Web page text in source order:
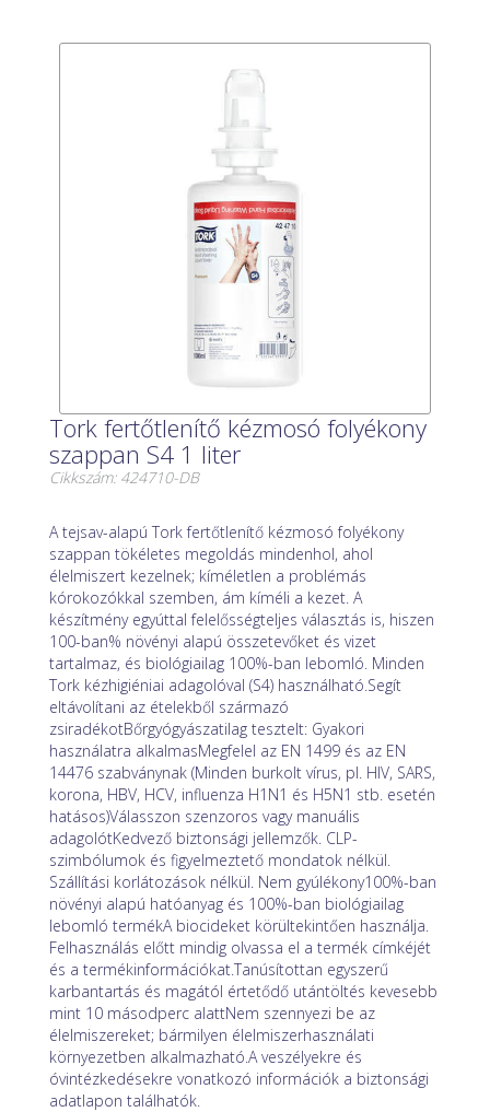
Tork fertőtlenítő kézmosó folyékony
szappan S4 1 liter
Cikkszám: 424710-DB
A tejsav-alapú Tork fertőtlenítő kézmosó folyékony
szappan tökéletes megoldás mindenhol, ahol
élelmiszert kezelnek; kíméletlen a problémás
kórokozókkal szemben, ám kíméli a kezet. A
készítmény egyúttal felelősségteljes választás is, hiszen
100-ban% növényi alapú összetevőket és vizet
tartalmaz, és biológiailag 100%-ban lebomló. Minden
Tork kézhigiéniai adagolóval (S4) használható.Segít
eltávolítani az ételekből származó
zsiradékotBőrgyógyászatilag tesztelt: Gyakori
használatra alkalmasMegfelel az EN 1499 és az EN
14476 szabványnak (Minden burkolt vírus, pl. HIV, SARS,
korona, HBV, HCV, influenza H1N1 és H5N1 stb. esetén
hatásos)Válasszon szenzoros vagy manuális
adagolótKedvező biztonsági jellemzők. CLP-
szimbólumok és figyelmeztető mondatok nélkül.
Szállítási korlátozások nélkül. Nem gyúlékony100%-ban
növényi alapú hatóanyag és 100%-ban biológiailag
lebomló termékA biocideket körültekintően használja.
Felhasználás előtt mindig olvassa el a termék címkéjét
és a termékinformációkat.Tanúsítottan egyszerű
karbantartás és magától értetődő utántöltés kevesebb
mint 10 másodperc alattNem szennyezi be az
élelmiszereket; bármilyen élelmiszerhasználati
környezetben alkalmazható.A veszélyekre és
óvintézkedésekre vonatkozó információk a biztonsági
adatlapon találhatók.